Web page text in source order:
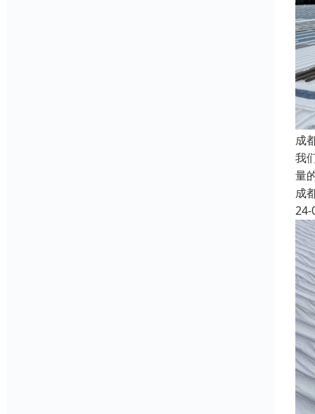
成
我
量
成
24-